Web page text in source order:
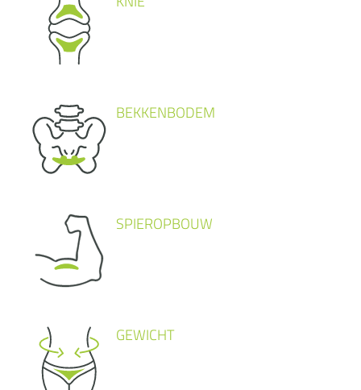
BEKKENBODEM
SPIEROPBOUW
GEWICHT